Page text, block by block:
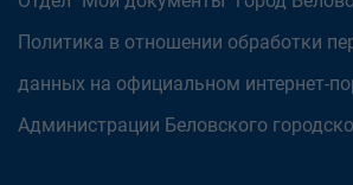
Политика в отношении обработки
данных на официальном интернет-
Администрации Беловского